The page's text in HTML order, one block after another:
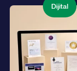
Dijital